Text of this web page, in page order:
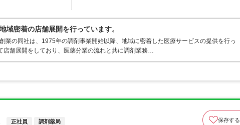
域密着の店舗展開を行っています。
業の同社は、1975年の調剤事業開始以降、地域に密着した医療サービスの提供を行っ
店舗展開をしており、医薬分業の流れと共に調剤業務…
正社員 調剤薬局 保存する